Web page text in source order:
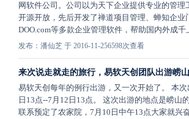
网软件公司。公司以为天下企业提供专业的管理
开源开放，先后开发了禅道项目管理、蝉知企业
DOO.com等多款企业管理软件，帮助国内外成千
发布：潘仙芝 于 2016-11-256598次查看
来次说走就走的旅行，易软天创团队出游崂
易软天创每年的例行出游，又一次开始了。 本
日13点--7月12日13点。 这次出游的地点是崂山
联系预定了农家院，7月10日中午13点大家就兴